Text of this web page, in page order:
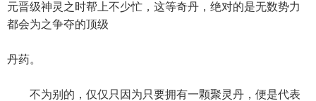
元晋级神灵之时帮上不少忙，这等奇丹，绝对的是无数势力
都会为之争夺的顶级
丹药。
不为别的，仅仅只因为只要拥有一颗聚灵丹，便是代表